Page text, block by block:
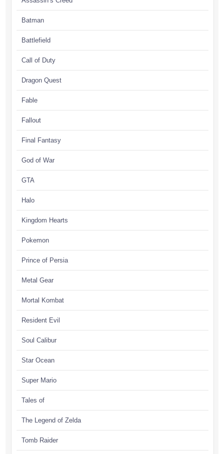
Batman
Battlefield
Call of Duty
Dragon Quest
Fable
Fallout
Final Fantasy
God of War
GTA
Halo
Kingdom Hearts
Pokemon
Prince of Persia
Metal Gear
Mortal Kombat
Resident Evil
Soul Calibur
Star Ocean
Super Mario
Tales of
The Legend of Zelda
Tomb Raider